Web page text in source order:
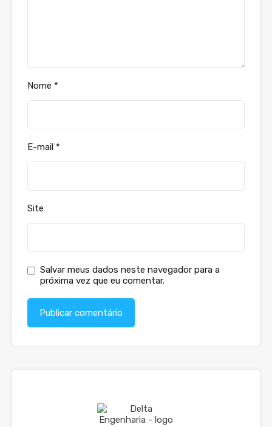
Nome *
E-mail *
Site
Salvar meus dados neste navegador para a
próxima vez que eu comentar.